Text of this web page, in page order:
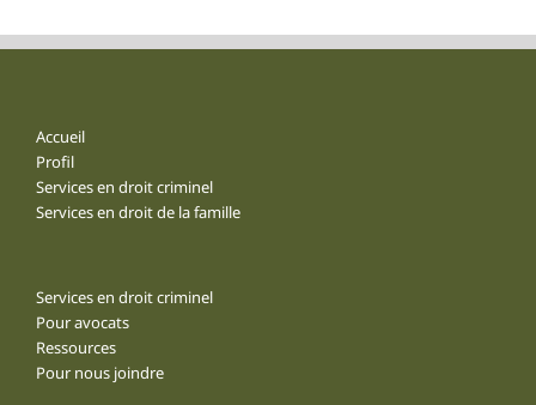
Accueil
Profil
Services en droit criminel
Services en droit de la famille
Services en droit criminel
Pour avocats
Ressources
Pour nous joindre